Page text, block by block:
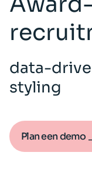
data-
styling
Plan een demo